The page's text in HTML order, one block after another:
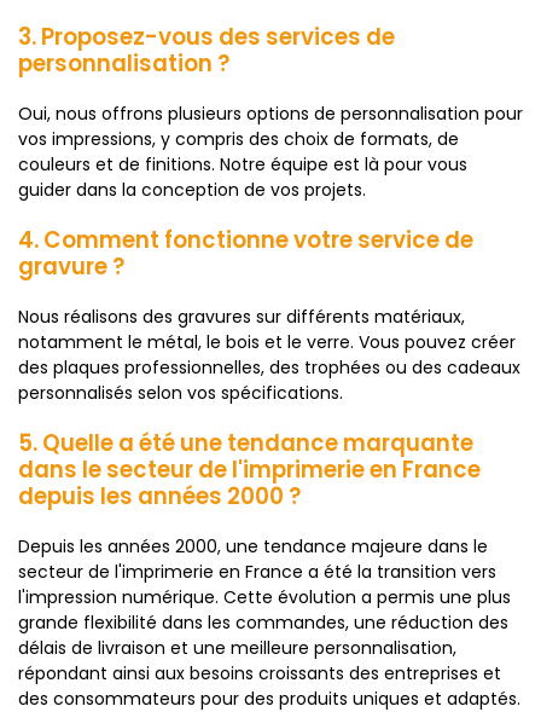
3. Proposez-vous des services de
personnalisation ?
Oui, nous offrons plusieurs options de personnalisation pour
vos impressions, y compris des choix de formats, de
couleurs et de finitions. Notre équipe est là pour vous
guider dans la conception de vos projets.
4. Comment fonctionne votre service de
gravure ?
Nous réalisons des gravures sur différents matériaux,
notamment le métal, le bois et le verre. Vous pouvez créer
des plaques professionnelles, des trophées ou des cadeaux
personnalisés selon vos spécifications.
5. Quelle a été une tendance marquante
dans le secteur de l'imprimerie en France
depuis les années 2000 ?
Depuis les années 2000, une tendance majeure dans le
secteur de l'imprimerie en France a été la transition vers
l'impression numérique. Cette évolution a permis une plus
grande flexibilité dans les commandes, une réduction des
délais de livraison et une meilleure personnalisation,
répondant ainsi aux besoins croissants des entreprises et
des consommateurs pour des produits uniques et adaptés.